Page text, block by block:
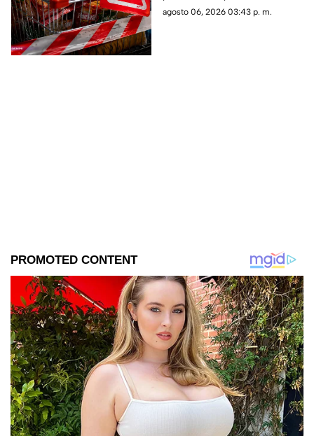
declarado. Revisa lotes
agosto 06, 2026 03:43 p. m.